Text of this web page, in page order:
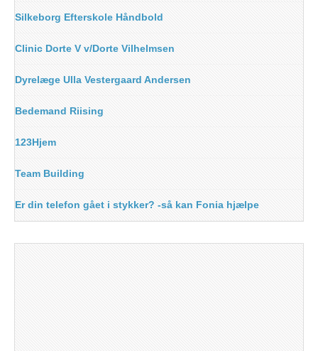
Silkeborg Efterskole Håndbold
Clinic Dorte V v/Dorte Vilhelmsen
Dyrelæge Ulla Vestergaard Andersen
Bedemand Riising
123Hjem
Team Building
Er din telefon gået i stykker? -så kan Fonia hjælpe